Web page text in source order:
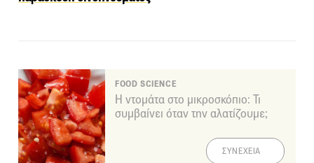
FOOD SCIENCE
Η ντομάτα στο μικροσκόπιο: Τι
συμβαίνει όταν την αλατίζουμε;
ΣΥΝΕΧΕΙΑ